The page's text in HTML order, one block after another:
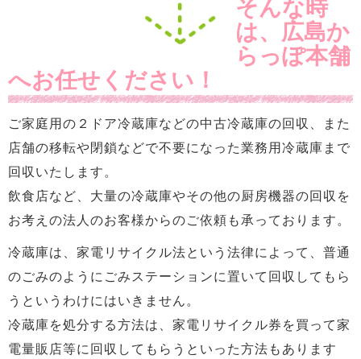
は、広島か
らっぽ本舗
へお任せください！
ご家庭用の２ドア冷蔵庫などの中古冷蔵庫の回収、また
店舗の移転や閉鎖などで不要になった業務用冷蔵庫まで
回収いたします。
飲食店など、大量の冷蔵庫やその他の厨房機器の回収を
お考えの法人のお客様からのご依頼も承っております。
冷蔵庫は、家電リサイクル法という法律によって、普通
のごみのようにごみステーションに置いて回収してもら
うというわけにはいきません。
冷蔵庫を処分する方法は、家電リサイクル券を買って家
電量販店等に回収してもらうといった方法もあります